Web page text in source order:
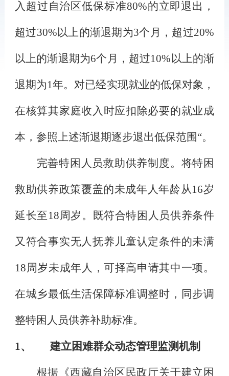
入超过自治区低保标准80%的立即退出，
超过30%以上的渐退期为3个月，超过20%
以上的渐退期为6个月，超过10% 以上的渐
退期为1年。对已经实现就业的低保对象，
在核算其家庭收入时应扣除必要的就业成
本，参照上述渐退期逐步退出低保范围“。
完善特困人员救助供养制度。将特困
救助供养政策覆盖的未成年人年龄从16岁
延长至18周岁。既符合特困人员供养条件
又符合事实无人抚养儿童认定条件的未满
18周岁未成年人，可择高申请其中一项。
在城乡最低生活保障标准调整时，同步调
整特困人员供养补助标准。
1、 建立困难群众动态管理监测机制
根据《西藏自治区民政厅关于建立困